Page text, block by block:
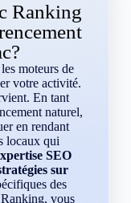
Ranking
moteurs de
votre activité.
En tant
naturel,
en rendant
locaux qui
SEO
sur
des
vous